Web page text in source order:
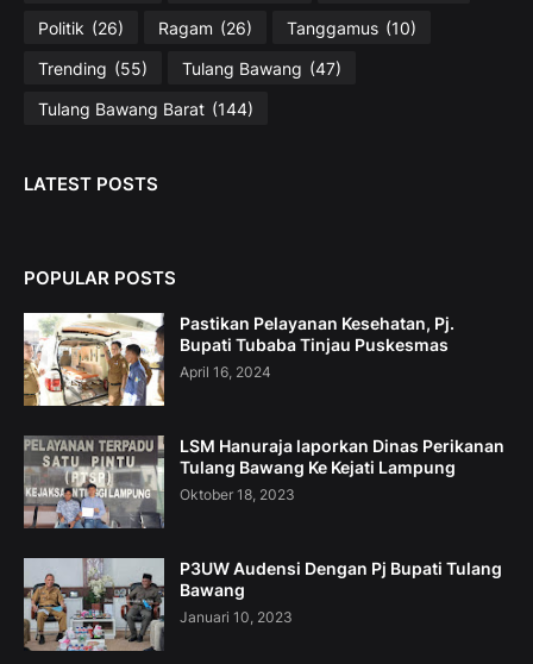
Politik (26) Ragam (26) Tanggamus (10)
Trending (55) Tulang Bawang (47)
Tulang Bawang Barat (144)
LATEST POSTS
POPULAR POSTS
Pastikan Pelayanan Kesehatan, Pj.
Bupati Tubaba Tinjau Puskesmas
April 16, 2024
LSM Hanuraja laporkan Dinas Perikanan
Tulang Bawang Ke Kejati Lampung
Oktober 18, 2023
P3UW Audensi Dengan Pj Bupati Tulang
Bawang
Januari 10, 2023